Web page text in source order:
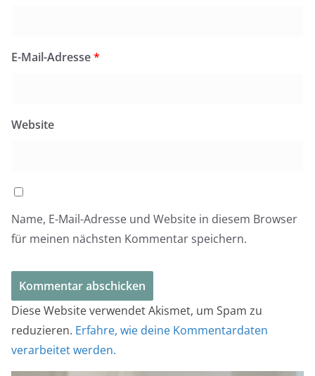
E-Mail-Adresse*
Website
Name, E-Mail-Adresse und Website in diesem Browser
für meinen nächsten Kommentar speichern.
Diese Website verwendet Akismet, um Spam zu
reduzieren. Erfahre, wie deine Kommentardaten
verarbeitet werden.